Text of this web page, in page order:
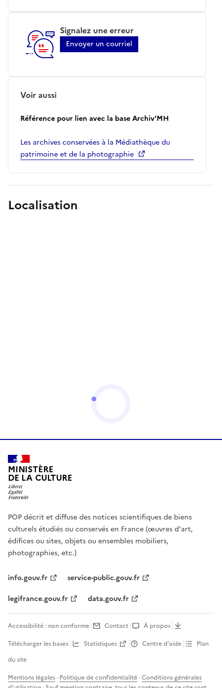
Signalez une erreur
Envoyer un courriel
Voir aussi
Référence pour lien avec la base Archiv'MH
Les archives conservées à la Médiathèque du
patrimoine et de la photographie
Localisation
MINISTÈRE
DE LA CULTURE
POP décrit et diffuse des notices scientifiques de biens
culturels étudiés ou conservés en France (œuvres d'art,
édifices ou sites, objets ou ensembles mobiliers,
photographies, etc.)
info.gouv.fr
service-public.gouv.fr
legifrance.gouv.fr
data.gouv.fr
Accessibilité : non conforme Contact
À propos
Télécharger les bases
Statistiques Centre d’aide
Plan
du site
Mentions légales · Politique de confidentialité ·Conditions générales